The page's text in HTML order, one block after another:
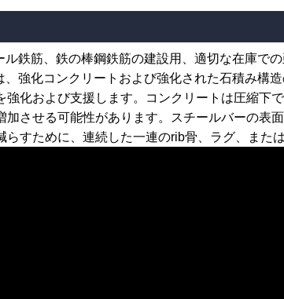
鉄筋、鉄の棒鋼鉄筋の建設用、適切な在庫での
、強化コンクリートおよび強化された石積み構
強化および支援します。コンクリートは圧縮下
加させる可能性があります。スチールバーの表
らすために、連続した一連のrib骨、ラグ、また